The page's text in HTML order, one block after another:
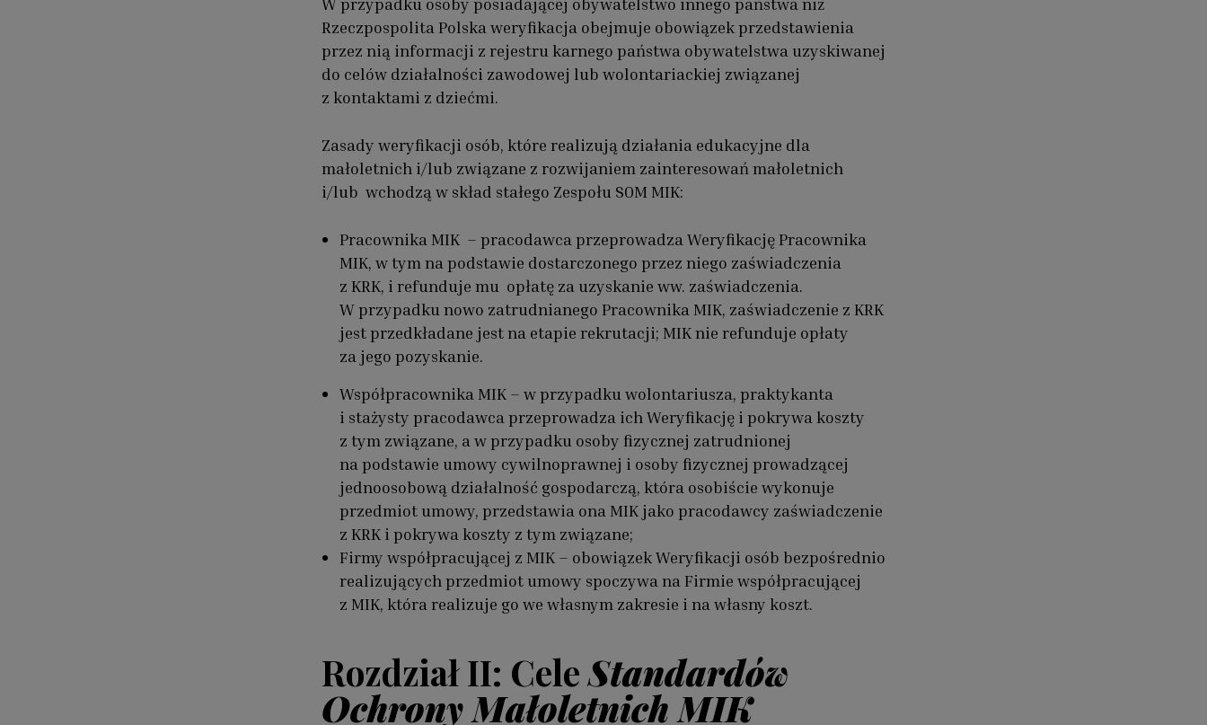
Rzeczpospolita Polska weryfikacja obejmuje obowiązek przedstawienia
przez nią informacji z rejestru karnego państwa obywatelstwa uzyskiwanej
do celów działalności zawodowej lub wolontariackiej związanej
z kontaktami z dziećmi.
Zasady weryfikacji osób, które realizują działania edukacyjne dla
małoletnich i/lub związane z rozwijaniem zainteresowań małoletnich
i/lub wchodzą w skład stałego Zespołu SOM MIK:
Pracownika MIK – pracodawca przeprowadza Weryfikację Pracownika
MIK, w tym na podstawie dostarczonego przez niego zaświadczenia
z KRK, i refunduje mu opłatę za uzyskanie ww. zaświadczenia.
W przypadku nowo zatrudnianego Pracownika MIK, zaświadczenie z KRK
jest przedkładane jest na etapie rekrutacji; MIK nie refunduje opłaty
za jego pozyskanie.
Współpracownika MIK – w przypadku wolontariusza, praktykanta
i stażysty pracodawca przeprowadza ich Weryfikację i pokrywa koszty
z tym związane, a w przypadku osoby fizycznej zatrudnionej
na podstawie umowy cywilnoprawnej i osoby fizycznej prowadzącej
jednoosobową działalność gospodarczą, która osobiście wykonuje
przedmiot umowy, przedstawia ona MIK jako pracodawcy zaświadczenie
z KRK i pokrywa koszty z tym związane;
Firmy współpracującej z MIK – obowiązek Weryfikacji osób bezpośrednio
realizujących przedmiot umowy spoczywa na Firmie współpracującej
z MIK, która realizuje go we własnym zakresie i na własny koszt.
Rozdział II: CeleStandardów
Ochrony Małoletnich MIK